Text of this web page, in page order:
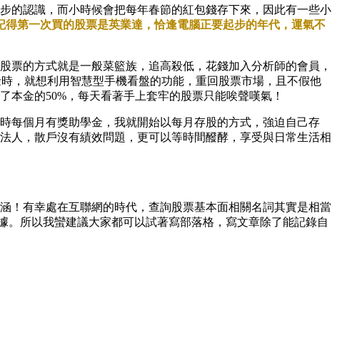
的認識，而小時候會把每年春節的紅包錢存下來，因此有一些小
第一次買的股票是英業達，恰逢電腦正要起步的年代，運氣不
的方式就是一般菜籃族，追高殺低，花錢加入分析師的會員，
，就想利用智慧型手機看盤的功能，重回股票市場，且不假他
金的50%，每天看著手上套牢的股票只能唉聲嘆氣！
每個月有獎助學金，我就開始以每月存股的方式，強迫自己存
人，散戶沒有績效問題，更可以等時間醱酵，享受與日常生活相
！有幸處在互聯網的時代，查詢股票基本面相關名詞其實是相當
所以我蠻建議大家都可以試著寫部落格，寫文章除了能記錄自